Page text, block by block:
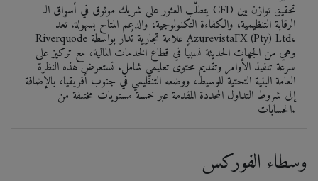
يتطلّب العثور على شريك موثوق في أسواق الـ CFD تحقيق توازن بين
الرقابة التنظيمية، والكفاءة التكنولوجية، والدعم المتاح بسهولة. تُعد
Riverquode علامة تجارية تُدار بواسطة AzurevistaFX (Pty) Ltd،
وهي من الجهات الحديثة نسبيًا في قطاع الخدمات المالية، مع تركيز على
سرعة تنفيذ الأوامر وتقديم محتوى تعليمي شامل. تستعرض هذه النظرة
العامة البنية التحتية للوسيط، ووضعه التنظيمي في جنوب أفريقيا، بالإضافة
إلى شروط التداول المحددة المقدمة عبر خمسة مستويات مختلفة من
الحسابات.
وسطاء الفوركس